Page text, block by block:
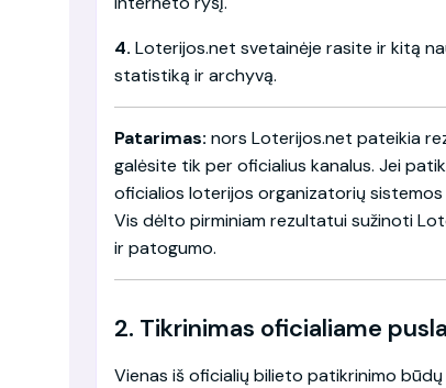
4. Loterijos.net svetainėje rasite ir kitą
statistiką ir archyvą.
Patarimas: nors Loterijos.net pateikia
galėsite tik per oficialius kanalus. Jei
oficialios loterijos organizatorių
Vis dėlto pirminiam rezultatui sužinoti
ir patogumo.
2. Tikrinimas oficialiame
Vienas iš oficialių bilieto patikrinimo